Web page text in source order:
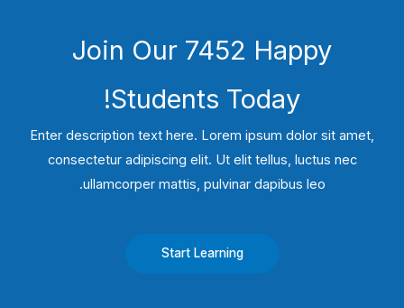
Join Our 7452 Happy
Students​ Today!
Enter description text here. Lorem ipsum dolor sit amet,
consectetur adipiscing elit. Ut elit tellus, luctus nec
ullamcorper mattis, pulvinar dapibus leo.​
Start Learning